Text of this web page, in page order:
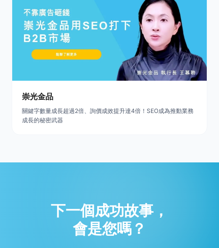
崇光金品
關鍵字數量成長超過2倍、詢價成效提升達4倍！SEO成為推動業務
成長的秘密武器
下一個成功故事，
會是您嗎？